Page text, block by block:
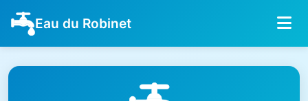
Eau du Robinet